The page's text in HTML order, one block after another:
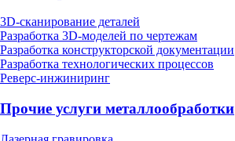
3D-сканирование деталей
Разработка 3D-моделей по чертежам
Разработка конструкторской документации
Разработка технологических процессов
Реверс-инжиниринг
Прочие услуги металлообработки